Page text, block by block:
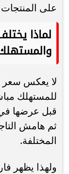
على المنتجات
لماذا
لا يعكس سعر
للمستهلك
قبل عرضها في
ثم هامش
المختلفة.
ولهذا يظهر